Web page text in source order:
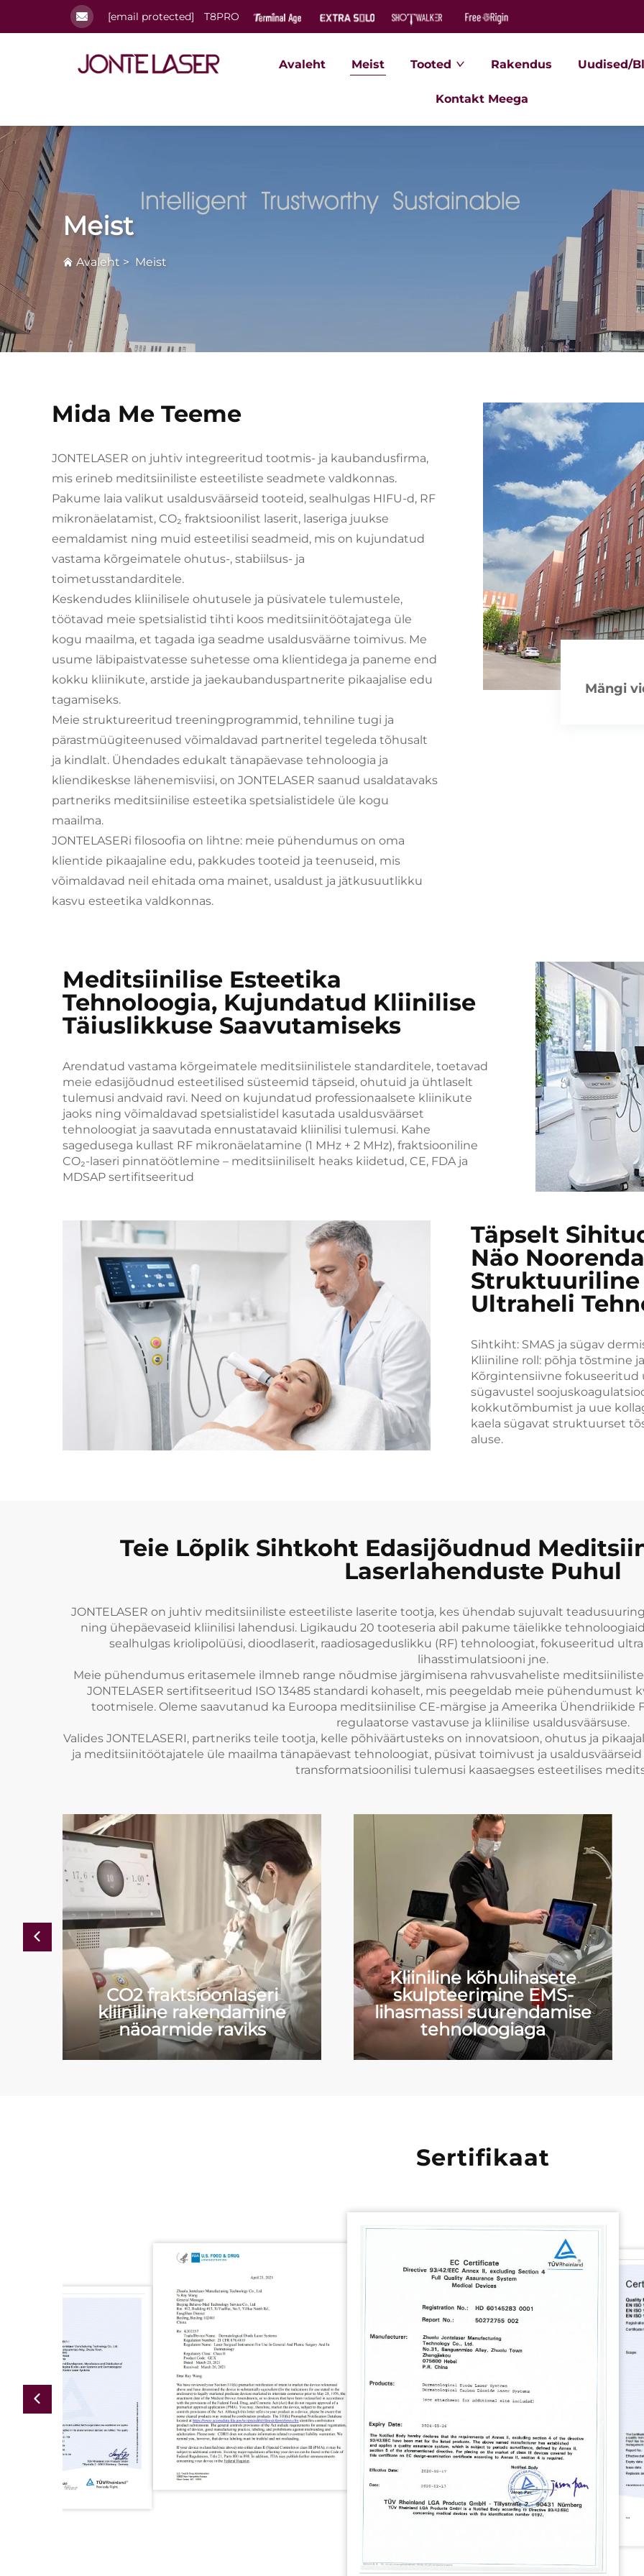
[email protected] T8PRO
Avaleht Meist Tooted Rakendus Uudised/
Kontakt Meega
Meist
Avaleht > Meist
Mida Me Teeme
JONTELASER on juhtiv integreeritud tootmis- ja kaubandusfirma,
mis erineb meditsiiniliste esteetiliste seadmete valdkonnas.
Pakume laia valikut usaldusväärseid tooteid, sealhulgas HIFU-d, RF
mikronäelatamist, CO₂ fraktsioonilist laserit, laseriga juukse
eemaldamist ning muid esteetilisi seadmeid, mis on kujundatud
vastama kõrgeimatele ohutus-, stabiilsus- ja
toimetusstandarditele.
Keskendudes kliinilisele ohutusele ja püsivatele tulemustele,
töötavad meie spetsialistid tihti koos meditsiinitöötajatega üle
kogu maailma, et tagada iga seadme usaldusväärne toimivus. Me
usume läbipaistvatesse suhetesse oma klientidega ja paneme end
kokku kliinikute, arstide ja jaekaubanduspartnerite pikaajalise edu
tagamiseks.
Meie struktureeritud treeningprogrammid, tehniline tugi ja
pärastmüügiteenused võimaldavad partneritel tegeleda tõhusalt
ja kindlalt. Ühendades edukalt tänapäevase tehnoloogia ja
kliendikeskse lähenemisviisi, on JONTELASER saanud usaldatavaks
partneriks meditsiinilise esteetika spetsialistidele üle kogu
maailma.
JONTELASERi filosoofia on lihtne: meie pühendumus on oma
klientide pikaajaline edu, pakkudes tooteid ja teenuseid, mis
võimaldavad neil ehitada oma mainet, usaldust ja jätkusuutlikku
kasvu esteetika valdkonnas.
Mängi
Meditsiinilise Esteetika
Tehnoloogia, Kujundatud Kliinilise
Täiuslikkuse Saavutamiseks
Arendatud vastama kõrgeimatele meditsiinilistele standarditele, toetavad
meie edasijõudnud esteetilised süsteemid täpseid, ohutuid ja ühtlaselt
tulemusi andvaid ravi. Need on kujundatud professionaalsete kliinikute
jaoks ning võimaldavad spetsialistidel kasutada usaldusväärset
tehnoloogiat ja saavutada ennustatavaid kliinilisi tulemusi. Kahe
sagedusega kullast RF mikronäelatamine (1 MHz + 2 MHz), fraktsiooniline
CO₂-laseri pinnatöötlemine – meditsiiniliselt heaks kiidetud, CE, FDA ja
MDSAP sertifitseeritud
Täpselt
Näo
Struktuuriline
Ultraheli
Sihtkiht: SMAS ja sügav
Kliiniline roll: põhja tõstmine
Kõrgintensiivne
sügavustel
kokkutõmbumist ja uue
kaela sügavat struktuurset
aluse.
Teie Lõplik Sihtkoht Edasijõudnud
Laserlahenduste Puhul
JONTELASER on juhtiv meditsiiniliste esteetiliste laserite tootja, kes ühendab sujuvalt
ning ühepäevaseid kliinilisi lahendusi. Ligikaudu 20 tooteseria abil pakume täielikke
sealhulgas kriolipolüüsi, dioodlaserit, raadiosageduslikku (RF) tehnoloogiat, fokuseeritud
lihasstimulatsiooni jne.
Meie pühendumus eritasemele ilmneb range nõudmise järgimisena rahvusvaheliste
JONTELASER sertifitseeritud ISO 13485 standardi kohaselt, mis peegeldab meie
tootmisele. Oleme saavutanud ka Euroopa meditsiinilise CE-märgise ja Ameerika Ühendriikide
regulaatorse vastavuse ja kliinilise usaldusväärsuse.
Valides JONTELASERI, partneriks teile tootja, kelle põhiväärtusteks on innovatsioon, ohutus ja
ja meditsiinitöötajatele üle maailma tänapäevast tehnoloogiat, püsivat toimivust ja
transformatsioonilisi tulemusi kaasaegses esteetilises
CO2 fraktsioonlaseri
kliiniline rakendamine
näoarmide raviks
Kliiniline kõhulihasete
skulpteerimine EMS-
lihasmassi suurendamise
tehnoloogiaga
Sertifikaat